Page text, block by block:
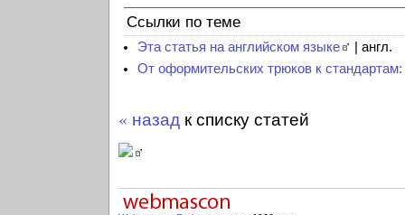
Ссылки по теме
Эта статья на английском языке
| англ.
От оформительских трюков к
« назад к списку статей